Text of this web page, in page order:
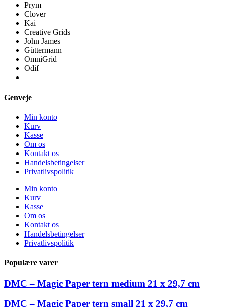
Prym
Clover
Kai
Creative Grids
John James
Güttermann
OmniGrid
Odif
Genveje
Min konto
Kurv
Kasse
Om os
Kontakt os
Handelsbetingelser
Privatlivspolitik
Min konto
Kurv
Kasse
Om os
Kontakt os
Handelsbetingelser
Privatlivspolitik
Populære varer
DMC – Magic Paper tern medium 21 x 29,7 cm
DMC – Magic Paper tern small 21 x 29,7 cm